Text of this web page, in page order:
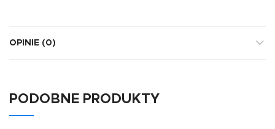
OPINIE (0)
PODOBNE PRODUKTY